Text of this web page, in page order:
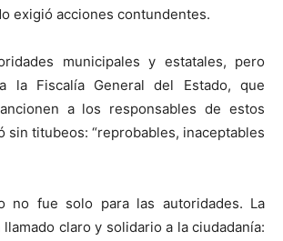
exigió acciones contundentes.
municipales y estatales, pero
la Fiscalía General del Estado, que
a los responsables de estos
sin titubeos: “reprobables, inaceptables
no fue solo para las autoridades. La
claro y solidario a la ciudadanía: